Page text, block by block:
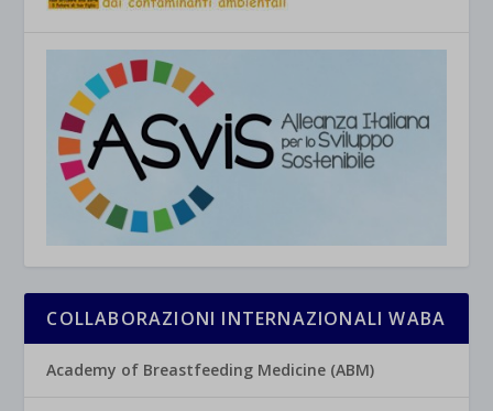
COLLABORAZIONI INTERNAZIONALI WABA
Academy of Breastfeeding Medicine (ABM)